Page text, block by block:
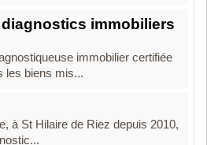
immobiliers
immobilier certifiée
les biens mis...
à St Hilaire de Riez depuis 2010,